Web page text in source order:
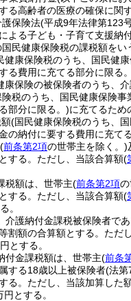
る高齢者の医療の確保に関
護保険法(平成9年法律第123
よる子ども・子育て支援納
民健康保険税の課税額をい
健康保険税のうち、国民健
る費用に充てる部分に限る
康保険の被保険者のうち、
税のうち、国民健康保険事
部分に限る。)に充てるため
(国民健康保険税のうち、
の納付に要する費用に充て
(前条第2項の世帯主を除く。)
する。 ただし、当該合算額(
税額は、世帯主(前条第2項
する。 ただし、当該合算額(
。
介護納付金課税被保険者で
割額の合算額とする。 ただ
とする。
付金課税額は、世帯主(前条
する18歳以上被保険者(法第
る。 ただし、当該加算した
とする。